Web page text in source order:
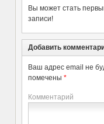
Вы может стать
записи!
Добавить
Ваш адрес email не
помечены *
Комментарий